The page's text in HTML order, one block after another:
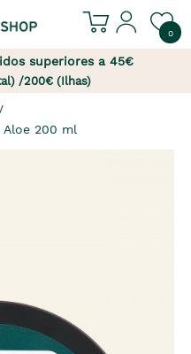
0
superiores a 45€
/200€ (Ilhas)
Aloe 200 ml